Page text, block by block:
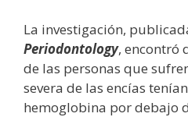
La investigación,
Periodontology, encontró
de las personas que
severa de las encías
hemoglobina por debajo